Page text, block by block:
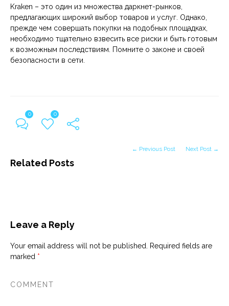
Kraken – это один из множества даркнет-рынков,
предлагающих широкий выбор товаров и услуг. Однако,
прежде чем совершать покупки на подобных площадках,
необходимо тщательно взвесить все риски и быть готовым
к возможным последствиям. Помните о законе и своей
безопасности в сети.
0 0
Related Posts
← Previous Post Next Post →
Leave a Reply
Your email address will not be published.
Required fields are
marked *